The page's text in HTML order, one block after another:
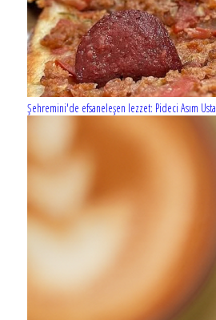
Şehremini'de efsaneleşen lezzet: Pideci Asım Usta